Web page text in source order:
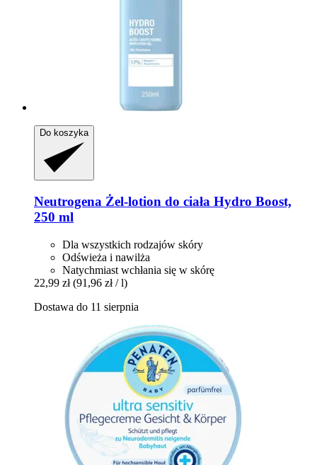
Do koszyka
Neutrogena Żel-​lotion do ciała Hydro Boost,
250 ml
Dla wszystkich rodzajów skóry
Odświeża i nawilża
Natychmiast wchłania się w skórę
22,99 zł (91,96 zł / l)
Dostawa do 11 sierpnia